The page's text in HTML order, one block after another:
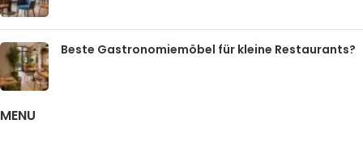
Beste Gastronomiemöbel für kleine Restaurants?
MENU